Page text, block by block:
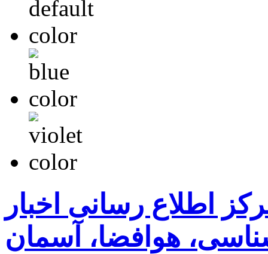
اطلاع رسانی اخبار
هوافضا، آسمان